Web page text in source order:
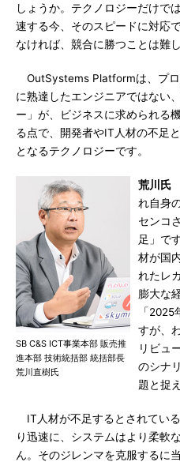
しょうか。テクノロジーだけで
速する今、そのスピードに対応
なければ、競合に勝つことは難
OutSystems Platformは、プ
に熟達したエンジニアではない
ー」が、ビジネスに求められる
る点で、開発者やIT人材の不足
となるテクノロジーです。
SB C&S ICT事業本部 販売推
進本部 技術統括部 統括部長
荒川直樹氏
荒川氏
れ自身
センコ
足」で
材が国
れたレ
膨大な
「2025
すが、
リビュ
のシナ
題と捉
IT人材が不足するとされてい
り迅速に、システムはより柔軟
ん。そのジレンマを克服するに